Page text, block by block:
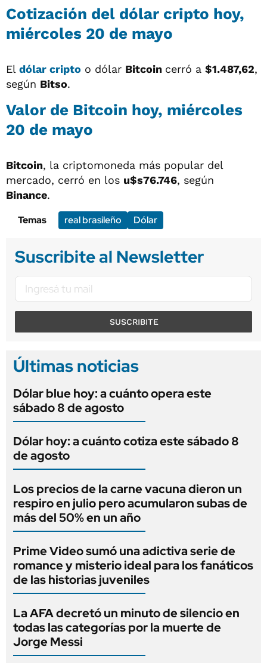
Cotización del dólar cripto hoy,
miércoles 20 de mayo
El dólar cripto o dólar Bitcoin cerró a $1.487,62,
según Bitso.
Valor de Bitcoin hoy, miércoles
20 de mayo
Bitcoin, la criptomoneda más popular del
mercado, cerró en los u$s76.746, según
Binance.
Temas
real brasileño Dólar
Suscribite al Newsletter
SUSCRIBITE
Últimas noticias
Dólar blue hoy: a cuánto opera este
sábado 8 de agosto
Dólar hoy: a cuánto cotiza este sábado 8
de agosto
Los precios de la carne vacuna dieron un
respiro en julio pero acumularon subas de
más del 50% en un año
Prime Video sumó una adictiva serie de
romance y misterio ideal para los fanáticos
de las historias juveniles
La AFA decretó un minuto de silencio en
todas las categorías por la muerte de
Jorge Messi